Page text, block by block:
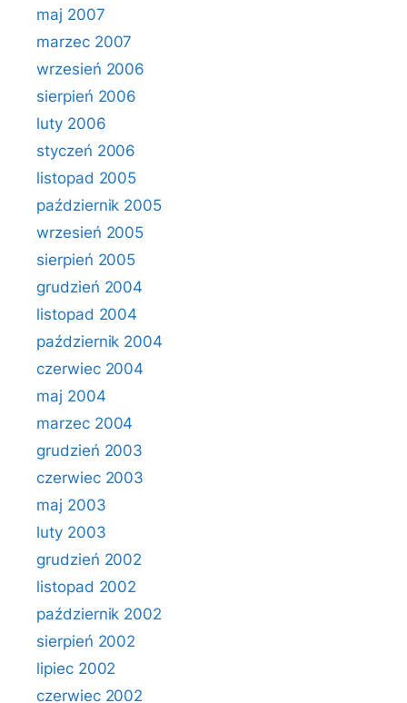
maj 2007
marzec 2007
wrzesień 2006
sierpień 2006
luty 2006
styczeń 2006
listopad 2005
październik 2005
wrzesień 2005
sierpień 2005
grudzień 2004
listopad 2004
październik 2004
czerwiec 2004
maj 2004
marzec 2004
grudzień 2003
czerwiec 2003
maj 2003
luty 2003
grudzień 2002
listopad 2002
październik 2002
sierpień 2002
lipiec 2002
czerwiec 2002